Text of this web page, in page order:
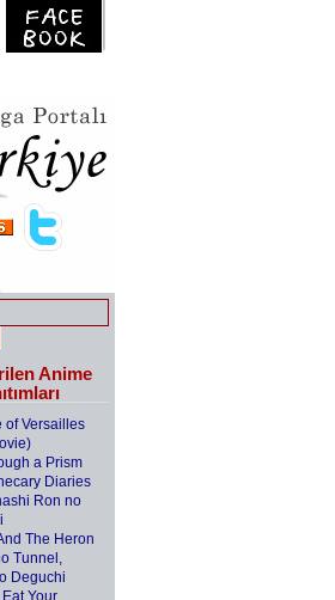
Anime
of Versailles
a Prism
Diaries
Ron no
The Heron
Tunnel,
Deguchi
Eat Your